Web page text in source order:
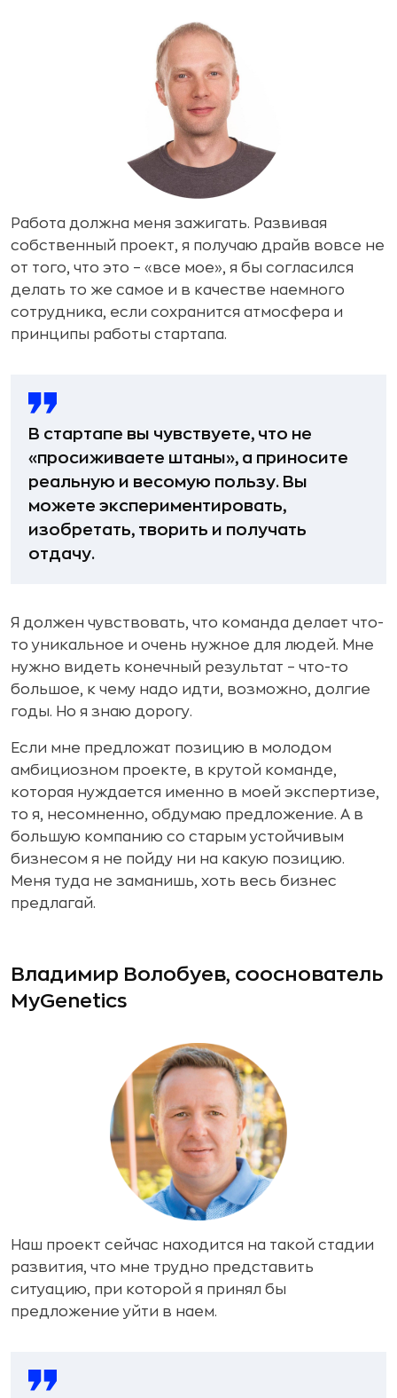
Работа должна меня зажигать. Развивая
собственный проект, я получаю драйв вовсе не
от того, что это – «все мое», я бы согласился
делать то же самое и в качестве наемного
сотрудника, если сохранится атмосфера и
принципы работы стартапа.
В стартапе вы чувствуете, что не
«просиживаете штаны», а приносите
реальную и весомую пользу. Вы
можете экспериментировать,
изобретать, творить и получать
отдачу.
Я должен чувствовать, что команда делает что-
то уникальное и очень нужное для людей. Мне
нужно видеть конечный результат – что-то
большое, к чему надо идти, возможно, долгие
годы. Но я знаю дорогу.
Если мне предложат позицию в молодом
амбициозном проекте, в крутой команде,
которая нуждается именно в моей экспертизе,
то я, несомненно, обдумаю предложение. А в
большую компанию со старым устойчивым
бизнесом я не пойду ни на какую позицию.
Меня туда не заманишь, хоть весь бизнес
предлагай.
Владимир Волобуев, сооснователь
MyGenetics
Наш проект сейчас находится на такой стадии
развития, что мне трудно представить
ситуацию, при которой я принял бы
предложение уйти в наем.